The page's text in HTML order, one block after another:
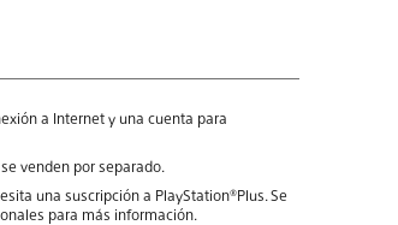
a Internet y una cuenta para
venden por separado.
una suscripción a PlayStation®Plus. Se
para más información.